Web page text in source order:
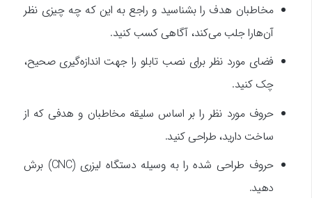
مخاطبان هدف را بشناسید و راجع به این که چه چیزی نظر
آن‌هارا جلب می‌کند، آگاهی کسب کنید.
فضای مورد نظر برای نصب تابلو را جهت اندازه‌گیری صحیح،
چک کنید.
حروف مورد نظر را بر اساس سلیقه مخاطبان و هدفی که از
ساخت دارید، طراحی کنید.
حروف طراحی شده را به وسیله دستگاه لیزری (CNC) برش
دهید.